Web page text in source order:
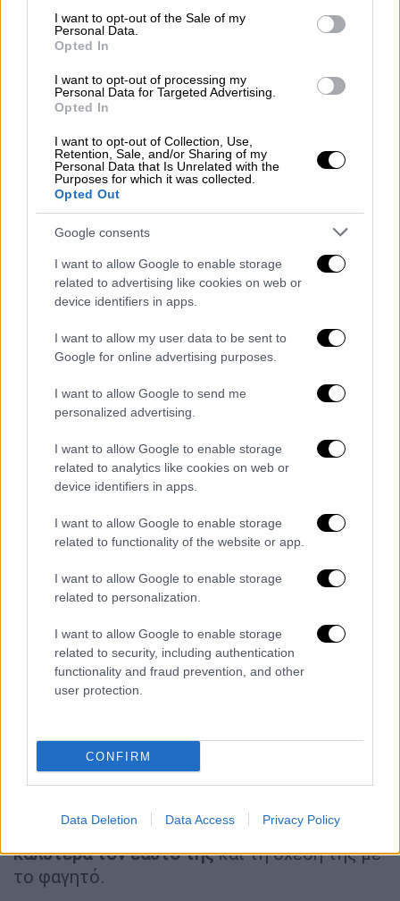
consent section.
I want to opt-out of the Sale of my
Personal Data.
Opted In
I want to opt-out of processing my
Personal Data for Targeted Advertising.
Opted In
I want to opt-out of Collection, Use,
Retention, Sale, and/or Sharing of my
Personal Data that Is Unrelated with the
Purposes for which it was collected.
Opted Out
Google consents
I want to allow Google to enable storage
related to advertising like cookies on web or
device identifiers in apps.
I want to allow my user data to be sent to
Google for online advertising purposes.
I want to allow Google to send me
personalized advertising.
I want to allow Google to enable storage
related to analytics like cookies on web or
device identifiers in apps.
I want to allow Google to enable storage
related to functionality of the website or app.
I want to allow Google to enable storage
related to personalization.
I want to allow Google to enable storage
related to security, including authentication
functionality and fraud prevention, and other
user protection.
CONFIRM
Data Deletion Data Access Privacy Policy
Την Κυριακή, 31 Μαΐου, στις 23:00 ο Θέμης
υποδέχεταιμια από τις πιο αγαπημένες και
γενιάς, τη Marseaux!
Σε μία άκρως αποκαλυπτική και
συναισθηματική συνέντευξη, η δημοφιλής
τραγουδίστρια μιλά ανοιχτάγια την
προσωπική και καλλιτεχνική της πορεία, τις
δυσκολίες που αντιμετώπισε, αλλά και τα
όνειρά της για το μέλλον
Η Marseaux αναφέρεται στη μεγάλη απώλεια
της μητέρας της σε ηλικία μόλις 17 ετών και
τη ζωή της και την ωρίμασε απότομα.
Παράλληλα, μιλά για τον πατέρα της,
ανάγκη της να ακολουθήσει την τέχνη, αλλά
και το πώς ο Solmeister μπήκε στη ζωή της
και πίστεψε πρώτος στο ταλέντο της.
Εξηγεί γιατί δεν μπορεί να φανταστεί τον
εαυτό της να δημιουργεί μουσική χωρίς
εκείνον, ενώμιλά και για το νέο της
τραγούδι «Γρανίτα Λεμόνι», αλλά και για το
ολοκαίνουργιο άλμπουμ που ετοιμάζει.
Η Marseaux θυμάται την εμπειρία της στον
εθνικό τελικό της Eurovision,παραδέχεται
πως δυσκολεύεται να λειτουργήσει σε
συνθήκες ανταγωνισμού, ενώ αποκαλύπτει
αν θα ήθελε να εκπροσωπήσει ξανά την
Παράλληλα, μιλά
διαταραχή που αντιμετώπισε στο παρελθόν
γυμναστική τη βοήθησαν να διαχειριστεί
καλύτερα τον εαυτό τηςκαι τη σχέση της με
το φαγητό.